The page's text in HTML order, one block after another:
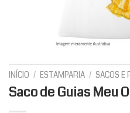
INÍCIO / ESTAMPARIA / SACOS E
Saco de Guias Meu